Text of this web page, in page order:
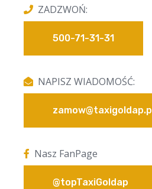
ZADZWOŃ:
500-71-31-31
NAPISZ WIADOMOŚĆ:
zamow@taxigoldap.pl
Nasz FanPage
@topTaxiGoldap